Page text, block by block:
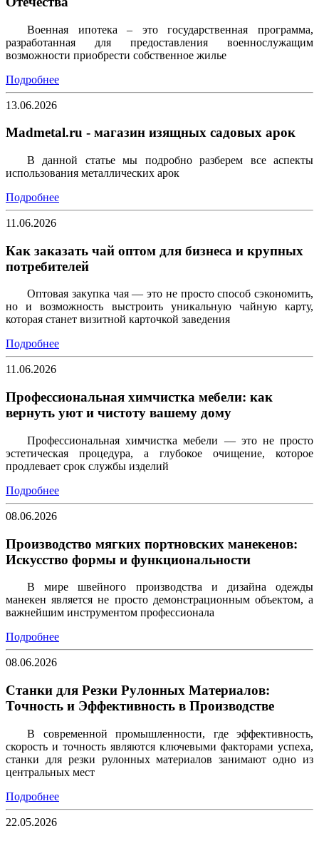
Военная ипотека – это государственная программа,
разработанная для предоставления военнослужащим
возможности приобрести собственное жилье
Подробнее
13.06.2026
Madmetal.ru - магазин изящных садовых арок
В данной статье мы подробно разберем все аспекты
использования металлических арок
Подробнее
11.06.2026
Как заказать чай оптом для бизнеса и крупных
потребителей
Оптовая закупка чая — это не просто способ сэкономить,
но и возможность выстроить уникальную чайную карту,
которая станет визитной карточкой заведения
Подробнее
11.06.2026
Профессиональная химчистка мебели: как
вернуть уют и чистоту вашему дому
Профессиональная химчистка мебели — это не просто
эстетическая процедура, а глубокое очищение, которое
продлевает срок службы изделий
Подробнее
08.06.2026
Производство мягких портновских манекенов:
Искусство формы и функциональности
В мире швейного производства и дизайна одежды
манекен является не просто демонстрационным объектом, а
важнейшим инструментом профессионала
Подробнее
08.06.2026
Станки для Резки Рулонных Материалов:
Точность и Эффективность в Производстве
В современной промышленности, где эффективность,
скорость и точность являются ключевыми факторами успеха,
станки для резки рулонных материалов занимают одно из
центральных мест
Подробнее
22.05.2026